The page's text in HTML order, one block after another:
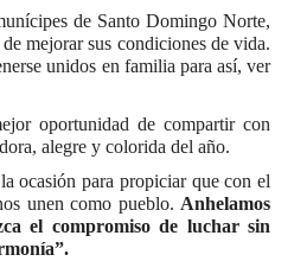
de Santo Domingo Norte,
mejorar sus condiciones de vida.
unidos en familia para así, ver
oportunidad de compartir con
alegre y colorida del año.
ocasión para propiciar que con el
unen como pueblo. Anhelamos
el compromiso de luchar sin